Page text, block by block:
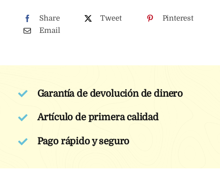
Share Tweet
Pinterest
Email
Garantía de devolución de dinero
Artículo de primera calidad
Pago rápido y seguro